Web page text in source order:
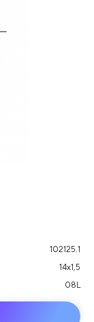
102125.1
14х1,5
08L